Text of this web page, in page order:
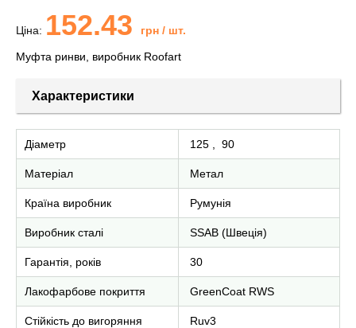
Ціна: 152.43 грн / шт.
Муфта ринви, виробник Roofart
Характеристики
Діаметр 125 90
Матеріал Метал
Країна виробник Румунія
Виробник сталі SSAB (Швеція)
Гарантія, років 30
Лакофарбове покриття GreenCoat RWS
Стійкість до вигоряння Ruv3